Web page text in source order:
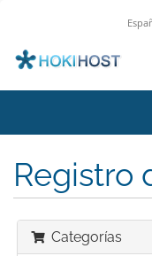
Registro
Categorías